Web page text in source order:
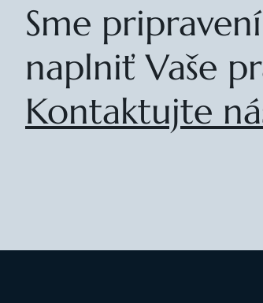
Sme pripravení
naplniť Vaše
Kontaktujte